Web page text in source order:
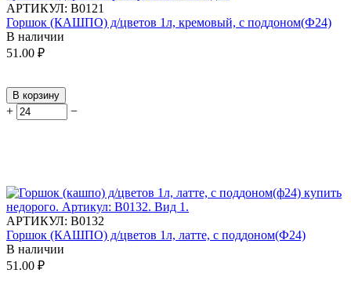
АРТИКУЛ: В0121
Горшок (КАШПО) д/цветов 1л, кремовый, с поддоном(Ф24)
В наличии
51.00 ₽
В корзину
+ −
АРТИКУЛ: В0132
Горшок (КАШПО) д/цветов 1л, латте, с поддоном(Ф24)
В наличии
51.00 ₽